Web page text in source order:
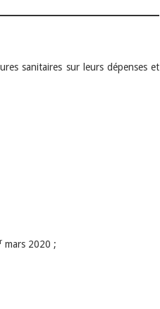
sanitaires sur leurs dépenses et
mars 2020 ;